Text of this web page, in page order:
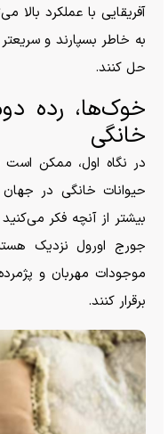
آفریقایی با عملکرد بالا
حل کنند.
خوک‌ها، رده
خانگی
در نگاه اول، ممکن است
حیوانات خانگی در
بیشتر از آنچه فکر
جورج اورول نزدیک
موجودات مهربان و
برقرار کنند.